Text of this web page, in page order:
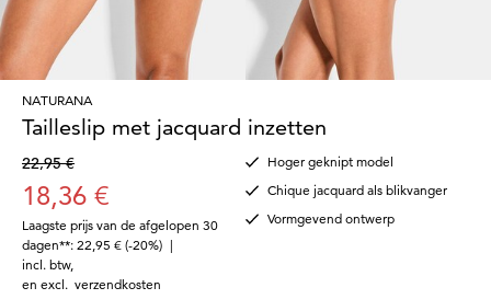
NATURANA
Tailleslip met jacquard inzetten
22,95 €
18,36 €
Laagste prijs van de afgelopen 30
dagen**: 22,95 € (-20%) |
incl. btw,
en excl. verzendkosten
Hoger geknipt model
Chique jacquard als blikvanger
Vormgevend ontwerp